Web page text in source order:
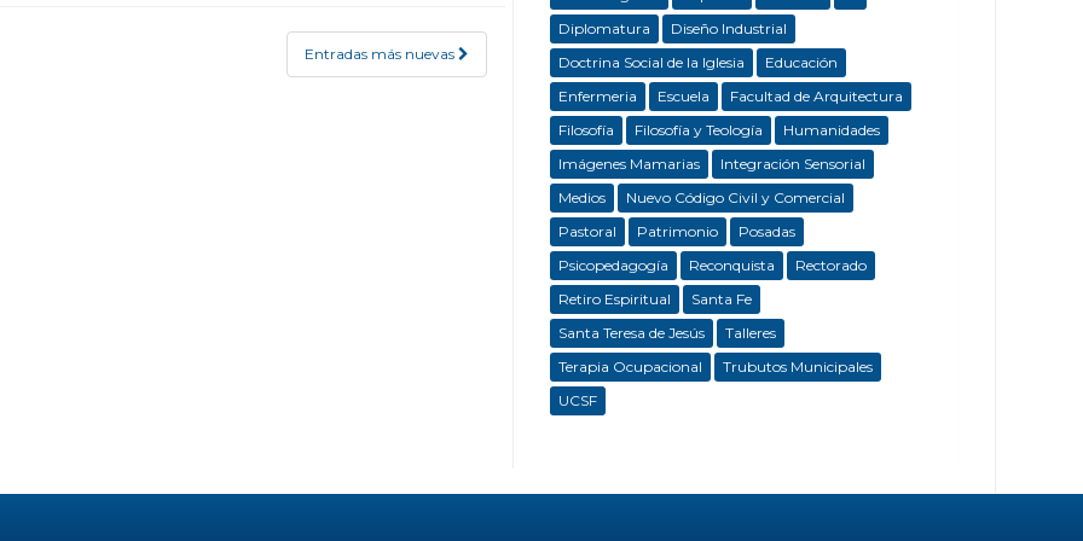
Entradas más nuevas
Diplomatura
Diseño Industrial
Doctrina Social de la Iglesia
Educación
Enfermeria
Escuela
Facultad de Arquitectura
Filosofía
Filosofía y Teología
Humanidades
Imágenes Mamarias
Integración Sensorial
Medios
Nuevo Código Civil y Comercial
Pastoral
Patrimonio
Posadas
Psicopedagogía
Reconquista
Rectorado
Retiro Espiritual
Santa Fe
Santa Teresa de Jesús
Talleres
Terapia Ocupacional
Trubutos Municipales
UCSF